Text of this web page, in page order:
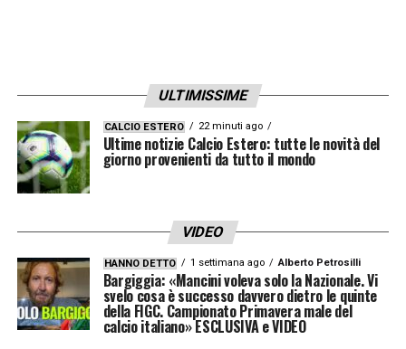
Informativa Lottomatica e Goldbet: fino a
100€ per ogni cartellino in Serie A
Per ogni cartellino ottieni 5€ fino a 100€ di
bonus scommesse
Verifica termini e condizioni tramite i
seguenti link:
SCOPRI LA PROMO LOTTOMATICA
SCOPRI LA PROMO GOLDBET
ULTIMISSIME
CALCIO ESTERO 22 minuti ago
Ultime notizie Calcio Estero: tutte le novità del
giorno provenienti da tutto il mondo
VIDEO
HANNO DETTO 1 settimana ago Alberto Petrosilli
Bargiggia: «Mancini voleva solo la Nazionale. Vi
svelo cosa è successo davvero dietro le quinte
della FIGC. Campionato Primavera male del
calcio italiano» ESCLUSIVA e VIDEO